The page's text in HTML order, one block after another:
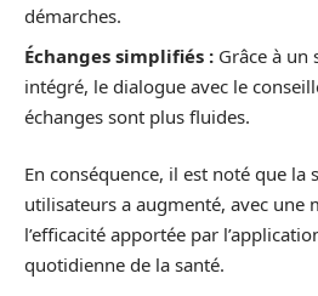
démarches.
Échanges simplifiés : Grâce à un
intégré, le dialogue avec le
échanges sont plus fluides.
En conséquence, il est noté que la
utilisateurs a augmenté, avec une
l’efficacité apportée par
quotidienne de la santé.